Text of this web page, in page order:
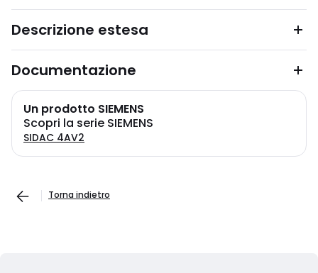
Descrizione estesa
Documentazione
Un prodotto SIEMENS
Scopri la serie SIEMENS
SIDAC 4AV2
Torna indietro